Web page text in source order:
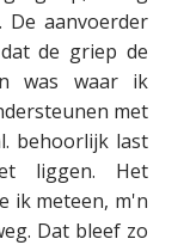
De aanvoerder
de griep de
was waar ik
met
behoorlijk last
liggen. Het
ik meteen, m'n
Dat bleef zo